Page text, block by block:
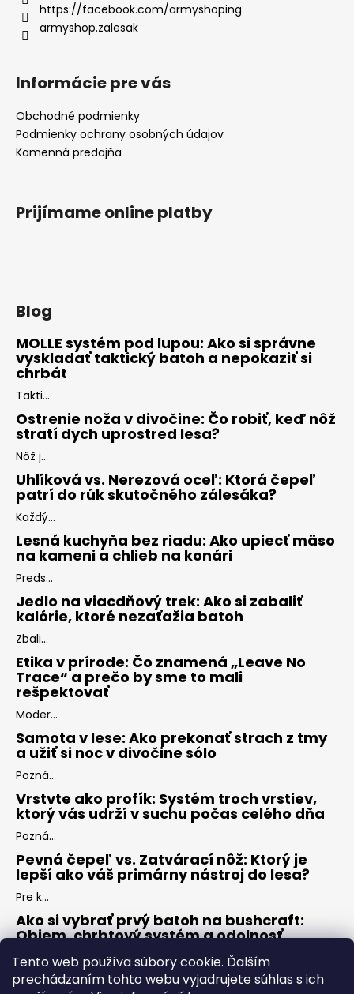
Tento web používa súbory cookie. Ďalším
prechádzaním tohto webu vyjadrujete súhlas s ich
https://facebook.com/armyshoping
armyshop.zalesak
Informácie pre vás
Obchodné podmienky
Podmienky ochrany osobných údajov
Kamenná predajňa
Prijímame online platby
Blog
MOLLE systém pod lupou: Ako si správne
vyskladať taktický batoh a nepokaziť si
chrbát
Takti...
Ostrenie noža v divočine: Čo robiť, keď nôž
stratí dych uprostred lesa?
Nôž j...
Uhlíková vs. Nerezová oceľ: Ktorá čepeľ
patrí do rúk skutočného zálesáka?
Každý...
Lesná kuchyňa bez riadu: Ako upiecť mäso
na kameni a chlieb na konári
Preds...
Jedlo na viacdňový trek: Ako si zabaliť
kalórie, ktoré nezaťažia batoh
Zbali...
Etika v prírode: Čo znamená „Leave No
Trace“ a prečo by sme to mali
rešpektovať
Moder...
Samota v lese: Ako prekonať strach z tmy
a užiť si noc v divočine sólo
Pozná...
Vrstvte ako profík: Systém troch vrstiev,
ktorý vás udrží v suchu počas celého dňa
Pozná...
Pevná čepeľ vs. Zatvárací nôž: Ktorý je
lepší ako váš primárny nástroj do lesa?
Pre k...
Ako si vybrať prvý batoh na bushcraft:
Objem, chrbtový systém a odolnosť
Keď s...